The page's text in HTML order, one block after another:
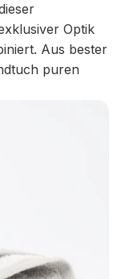
Optik
Aus bester
puren